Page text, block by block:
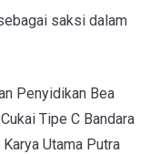
saksi dalam
Penyidikan Bea
Tipe C Bandara
Utama Putra